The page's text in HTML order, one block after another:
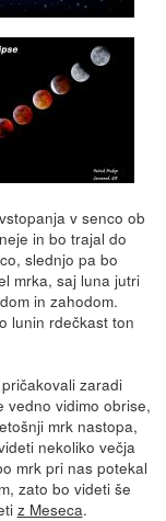
v senco ob
in bo trajal do
slednjo pa bo
mrka, saj luna jutri
in zahodom.
lunin rdečkast ton
zaradi
vedno vidimo obrise,
mrk nastopa,
nekoliko večja
mrk pri nas potekal
zato bo videti še
z Meseca.